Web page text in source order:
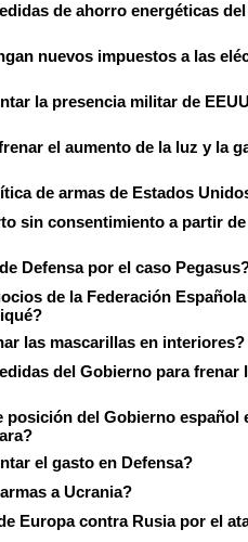
de ahorro energéticas del
nuevos impuestos a las
la presencia militar de
el aumento de la luz y la
de armas de Estados
sin consentimiento a partir
Defensa por el caso
de la Federación
las mascarillas en interiores?
del Gobierno para frenar
posición del Gobierno español
el gasto en Defensa?
a Ucrania?
Europa contra Rusia por el